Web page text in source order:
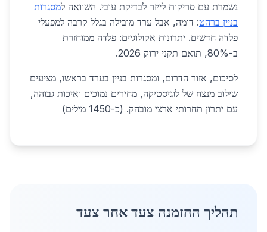
נשמרת עם סריקות לייזר לבדיקת עובי. השוואה למסגרות
בניין ברהט: דומה, אבל ערד מובילה בגלל קרבה למפעלי
פלדה חדשים. יתרונות אקולוגיים: פלדה ממוחזרת
ב-80%, תואם תקני ירוק 2026.
לסיכום, אזור הדרום, ומסגרות בניין בערד בראשו, מציעים
שילוב מנצח של לוגיסטיקה, מחירים נמוכים ואיכות גבוהה,
עם יתרון תחרותי ארצי מובהק. (כ-1450 מילים)
תהליך ההזמנה צעד אחר צעד